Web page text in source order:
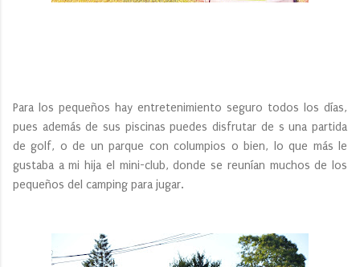
Para los pequeños hay entretenimiento seguro todos los días,
pues además de sus piscinas puedes disfrutar de s una partida
de golf, o de un parque con columpios o bien, lo que más le
gustaba a mi hija el mini-club, donde se reunían muchos de los
pequeños del camping para jugar.